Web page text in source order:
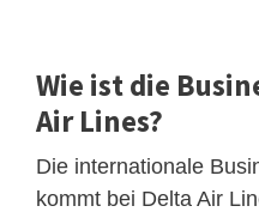
Wie ist die
Air Lines?
Die internationale
kommt bei Delta Air